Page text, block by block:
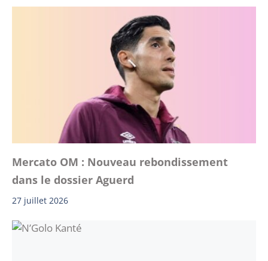
Mercato OM : Nouveau rebondissement
dans le dossier Aguerd
27 juillet 2026